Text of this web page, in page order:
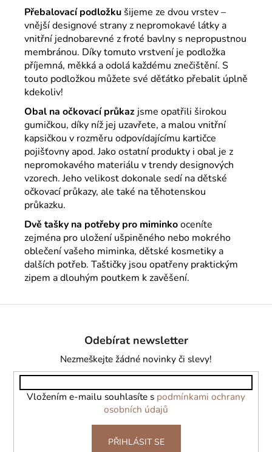
Přebalovací podložku šijeme ze dvou vrstev –
vnější designové strany z nepromokavé látky a
vnitřní jednobarevné z froté bavlny s nepropustnou
membránou. Díky tomuto vrstvení je podložka
příjemná, měkká a odolá každému znečištění. S
touto podložkou můžete své děťátko přebalit úplně
kdekoliv!
Obal na očkovací průkaz jsme opatřili širokou
gumičkou, díky níž jej uzavřete, a malou vnitřní
kapsičkou v rozměru odpovídajícímu kartičce
pojišťovny apod. Jako ostatní produkty i obal je z
nepromokavého materiálu v trendy designových
vzorech. Jeho velikost dokonale sedí na dětské
očkovací průkazy, ale také na těhotenskou
průkazku.
Dvě tašky na potřeby pro miminkooceníte
zejména pro uložení ušpiněného nebo mokrého
oblečení vašeho miminka, dětské kosmetiky a
dalších potřeb. Taštičky jsou opatřeny praktickým
zipem a dlouhým poutkem k zavěšení.
Odebírat newsletter
Nezmeškejte žádné novinky či slevy!
Vložením e-mailu souhlasíte s podmínkami ochrany
osobních údajů
PŘIHLÁSIT SE